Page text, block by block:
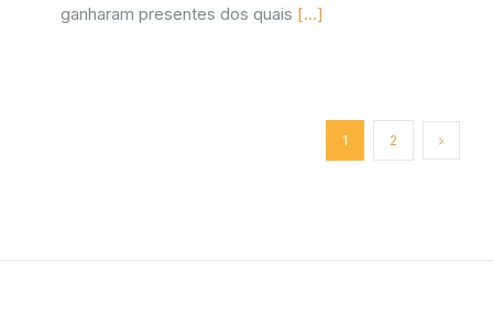
ganharam presentes dos quais [...]
1 2